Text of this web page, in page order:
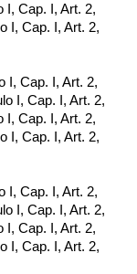
I, Cap. I, Art. 2,
I, Cap. I, Art. 2,
I, Cap. I, Art. 2,
I, Cap. I, Art. 2,
I, Cap. I, Art. 2,
I, Cap. I, Art. 2,
I, Cap. I, Art. 2,
I, Cap. I, Art. 2,
I, Cap. I, Art. 2,
I, Cap. I, Art. 2,